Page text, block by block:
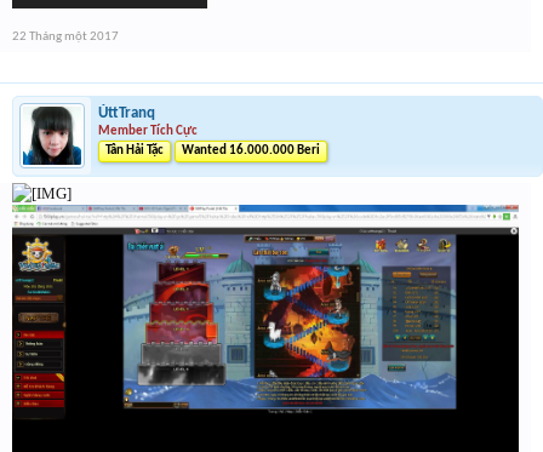
22 Tháng một 2017
ÚttTranq
Member Tích Cực
Tân Hải Tặc
Wanted 16.000.000 Beri